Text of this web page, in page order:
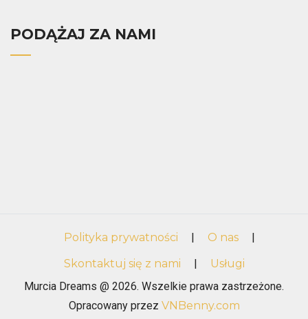
PODĄŻAJ ZA NAMI
Polityka prywatności | O nas
|
Skontaktuj się z nami
|
Usługi
Murcia Dreams @ 2026. Wszelkie prawa zastrzeżone.
Opracowany przez VNBenny.com